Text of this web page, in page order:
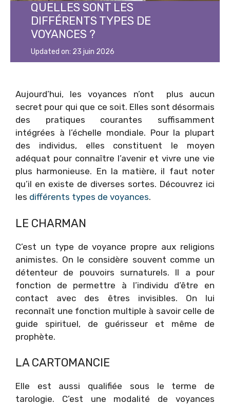
QUELLES SONT LES
DIFFÉRENTS TYPES DE
VOYANCES ?
Updated on: 23 juin 2026
Aujourd’hui, les voyances n’ont plus aucun
secret pour qui que ce soit. Elles sont désormais
des pratiques courantes suffisamment
intégrées à l’échelle mondiale. Pour la plupart
des individus, elles constituent le moyen
adéquat pour connaître l’avenir et vivre une vie
plus harmonieuse. En la matière, il faut noter
qu’il en existe de diverses sortes. Découvrez ici
les différents types de voyances.
LE CHARMAN
C’est un type de voyance propre aux religions
animistes. On le considère souvent comme un
détenteur de pouvoirs surnaturels. Il a pour
fonction de permettre à l’individu d’être en
contact avec des êtres invisibles. On lui
reconnaît une fonction multiple à savoir celle de
guide spirituel, de guérisseur et même de
prophète.
LA CARTOMANCIE
Elle est aussi qualifiée sous le terme de
tarologie. C’est une modalité de voyances